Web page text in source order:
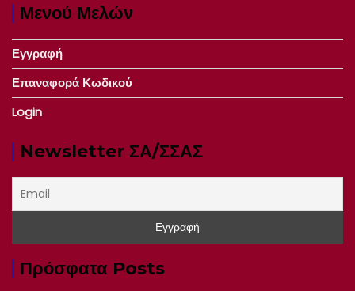
Μενού Μελών
Εγγραφή
Επαναφορά Κωδικού
Login
Newsletter ΣΑ/ΣΣΑΣ
Πρόσφατα Posts